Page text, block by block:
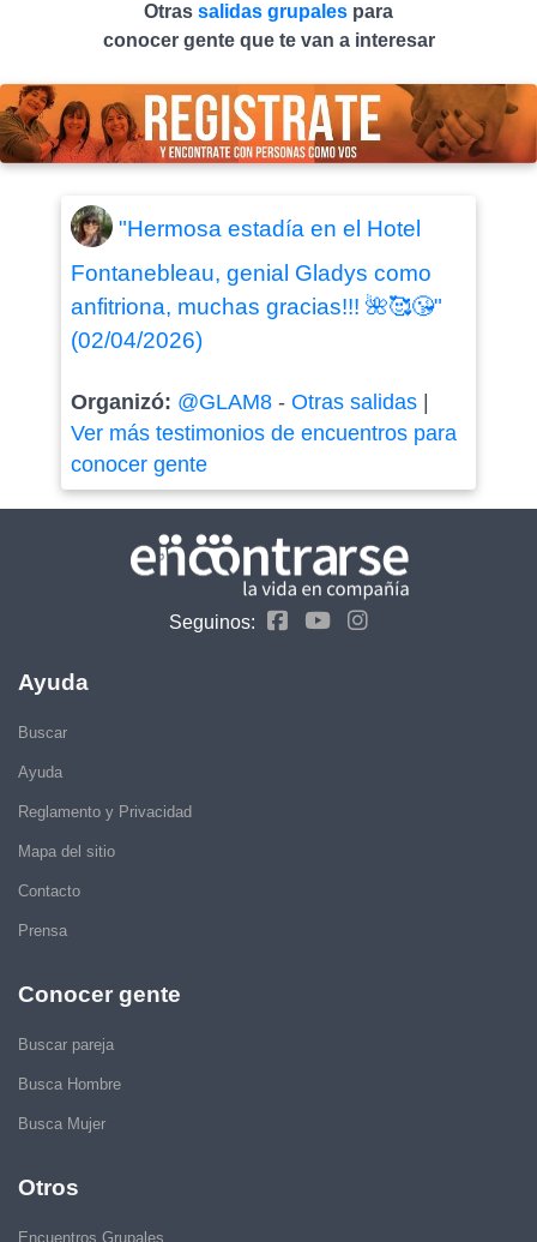
Otras salidas grupales para
conocer gente que te van a interesar
"Hermosa estadía en el Hotel
Fontanebleau, genial Gladys como
anfitriona, muchas gracias!!! 🌺🥰😘"
(02/04/2026)
Organizó: @GLAM8- Otras salidas|
Ver más testimonios de encuentros para
conocer gente
Seguinos:
Ayuda
Buscar
Ayuda
Reglamento y Privacidad
Mapa del sitio
Contacto
Prensa
Conocer gente
Buscar pareja
Busca Hombre
Busca Mujer
Otros
Encuentros Grupales